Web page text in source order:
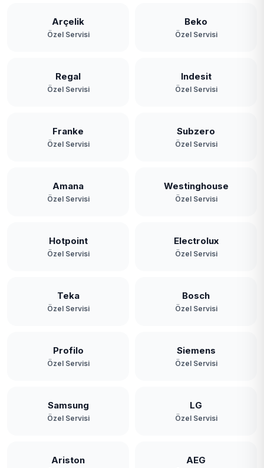
Arçelik
Özel Servisi
Beko
Özel Servisi
Regal
Özel Servisi
Indesit
Özel Servisi
Franke
Özel Servisi
Subzero
Özel Servisi
Amana
Özel Servisi
Westinghouse
Özel Servisi
Hotpoint
Özel Servisi
Electrolux
Özel Servisi
Teka
Özel Servisi
Bosch
Özel Servisi
Profilo
Özel Servisi
Siemens
Özel Servisi
Samsung
Özel Servisi
LG
Özel Servisi
Ariston AEG